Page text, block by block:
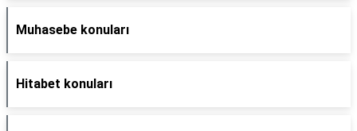
Muhasebe konuları
Hitabet konuları